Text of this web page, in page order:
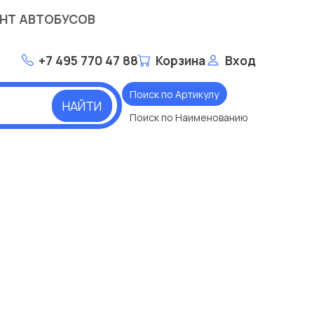
АВТОБУСОВ
+7 495 770 47 88 Корзина Вход
НАЙТИ
Поиск по Артикулу
Поиск по Наименованию